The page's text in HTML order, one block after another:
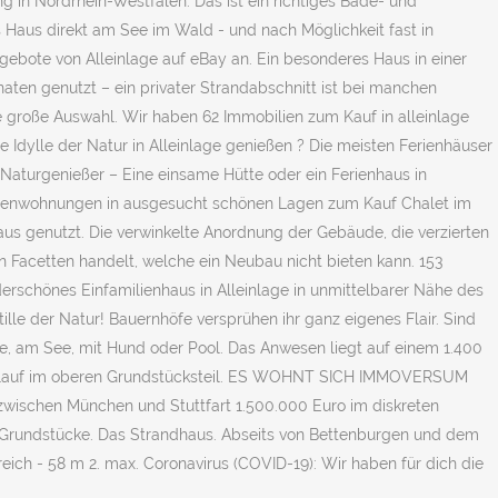
direkt am See im Wald - und nach Möglichkeit fast in
von ‪Alleinlage‬ auf eBay an. Ein besonderes Haus in einer
genutzt – ein privater Strandabschnitt ist bei manchen
Auswahl. Wir haben 62 Immobilien zum Kauf in alleinlage
der Natur in Alleinlage genießen ? Die meisten Ferienhäuser
– Eine einsame Hütte oder ein Ferienhaus in
in ausgesucht schönen Lagen zum Kauf Chalet im
genutzt. Die verwinkelte Anordnung der Gebäude, die verzierten
handelt, welche ein Neubau nicht bieten kann. 153
Einfamilienhaus in Alleinlage in unmittelbarer Nähe des
der Natur! Bauernhöfe versprühen ihr ganz eigenes Flair. Sind
See, mit Hund oder Pool. Das Anwesen liegt auf einem 1.400
im oberen Grundstücksteil. ES WOHNT SICH IMMOVERSUM
München und Stuttfart 1.500.000 Euro im diskreten
Das Strandhaus. Abseits von Bettenburgen und dem
- 58 m 2. max. Coronavirus (COVID-19): Wir haben für dich die